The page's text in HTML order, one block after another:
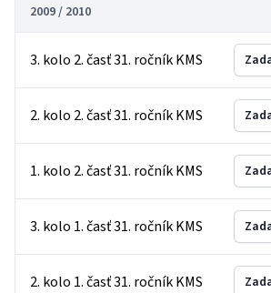
2009 / 2010
3. kolo 2. časť 31. ročník KMS
2. kolo 2. časť 31. ročník KMS
1. kolo 2. časť 31. ročník KMS
3. kolo 1. časť 31. ročník KMS
2. kolo 1. časť 31. ročník KMS